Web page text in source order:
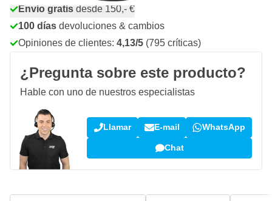
Envío gratis desde 150,- €
100 días devoluciones & cambios
Opiniones de clientes: 4,13/5 (795 críticas)
¿Pregunta sobre este producto?
Hable con uno de nuestros especialistas
Llamar E-mail WhatsApp
Chat